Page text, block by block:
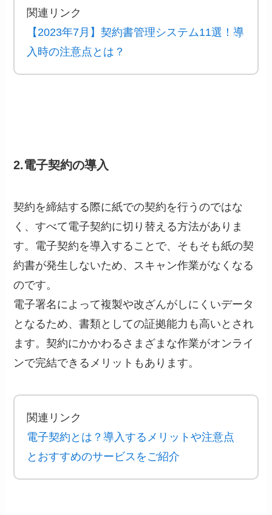
関連リンク
【2023年7月】契約書管理システム11選！導
入時の注意点とは？
2.電子契約の導入
契約を締結する際に紙での契約を行うのではな
く、すべて電子契約に切り替える方法がありま
す。電子契約を導入することで、そもそも紙の契
約書が発生しないため、スキャン作業がなくなる
のです。
電子署名によって複製や改ざんがしにくいデータ
となるため、書類としての証拠能力も高いとされ
ます。契約にかかわるさまざまな作業がオンライ
ンで完結できるメリットもあります。
関連リンク
電子契約とは？導入するメリットや注意点
とおすすめのサービスをご紹介